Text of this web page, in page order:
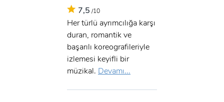
7,5 /10
Her türlü ayrımcılığa karşı
duran, romantik ve
başarılı koreografileriyle
izlemesi keyifli bir
müzikal. Devamı...